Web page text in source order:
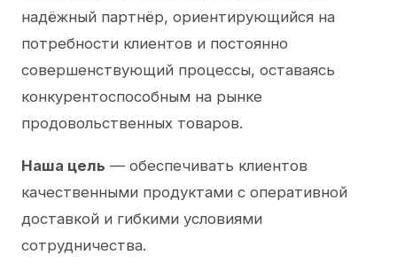
надёжный партнёр, ориентирующийся на
потребности клиентов и постоянно
совершенствующий процессы, оставаясь
конкурентоспособным на рынке
продовольственных товаров.
Наша цель — обеспечивать клиентов
качественными продуктами с оперативной
доставкой и гибкими условиями
сотрудничества.